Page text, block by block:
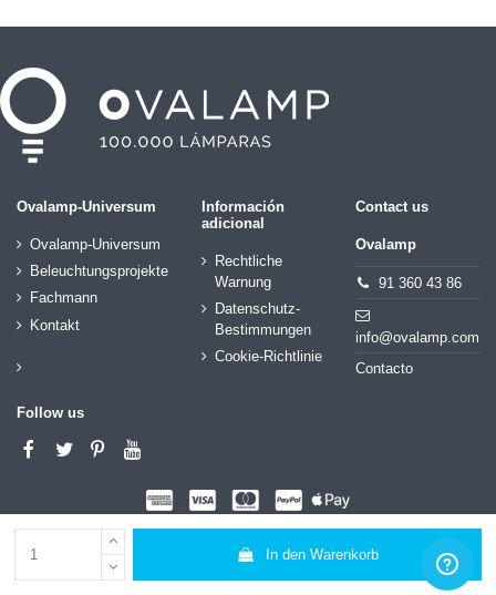
In den Warenkorb
Ovalamp-Universum
Ovalamp-Universum
Beleuchtungsprojekte
Fachmann
Kontakt
Información
adicional
Rechtliche
Warnung
Datenschutz-
Bestimmungen
Cookie-Richtlinie
Contact us
Ovalamp
91 360 43 86
info@ovalamp.com
Contacto
Follow us
© Copyright Ovalamp 2020